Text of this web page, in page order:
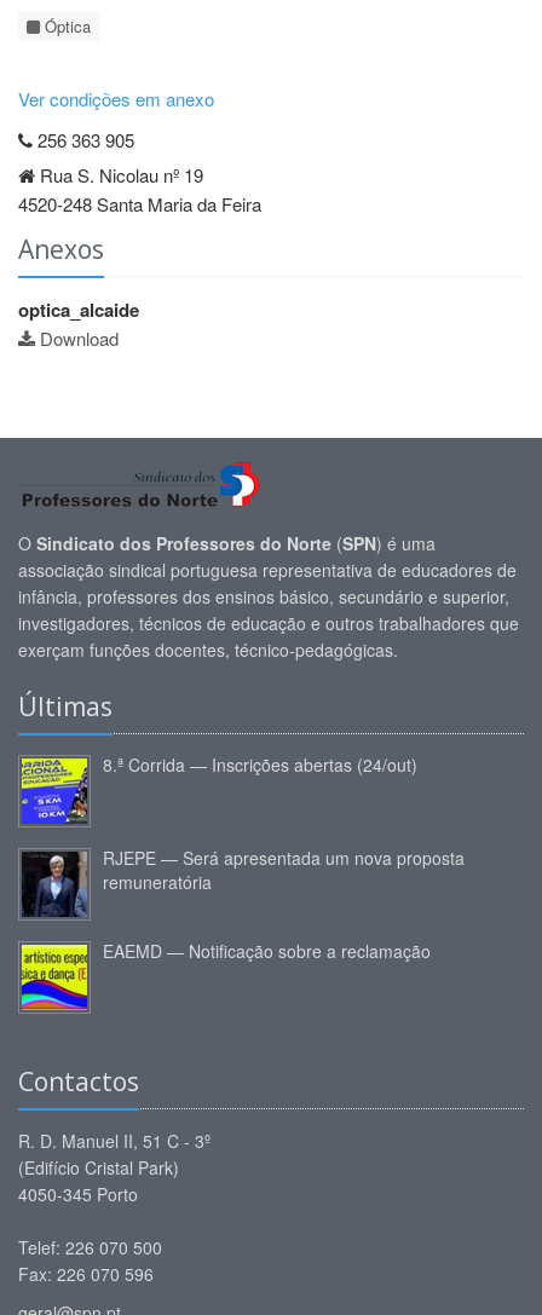
Óptica
Ver condições em anexo
256 363 905
Rua S. Nicolau nº 19
4520-248 Santa Maria da Feira
Anexos
optica_alcaide
Download
O Sindicato dos Professores do Norte (SPN) é uma
associação sindical portuguesa representativa de educadores de
infância, professores dos ensinos básico, secundário e superior,
investigadores, técnicos de educação e outros trabalhadores que
exerçam funções docentes, técnico-pedagógicas.
Últimas
8.ª Corrida — Inscrições abertas (24/out)
RJEPE — Será apresentada um nova proposta
remuneratória
EAEMD — Notificação sobre a reclamação
Contactos
R. D. Manuel II, 51 C - 3º
(Edifício Cristal Park)
4050-345 Porto
Telef: 226 070 500
Fax: 226 070 596